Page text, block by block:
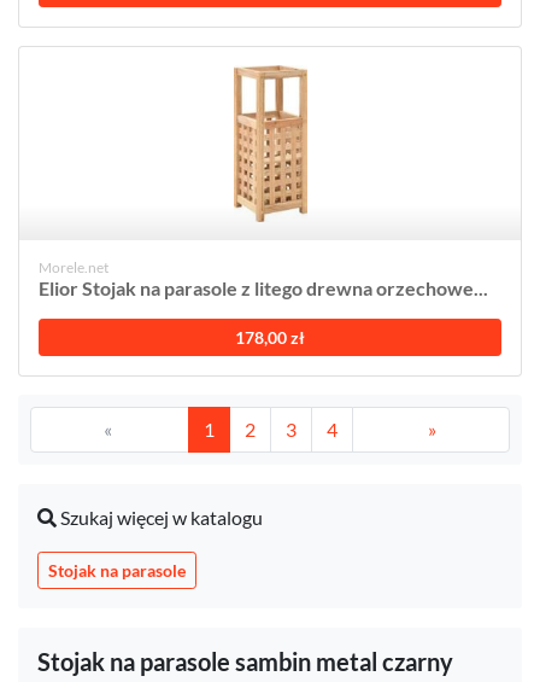
Morele.net
Elior Stojak na parasole z litego drewna orzechowe...
178,00 zł
« 1 2 3 4 »
Szukaj więcej w katalogu
Stojak na parasole
Stojak na parasole sambin metal czarny